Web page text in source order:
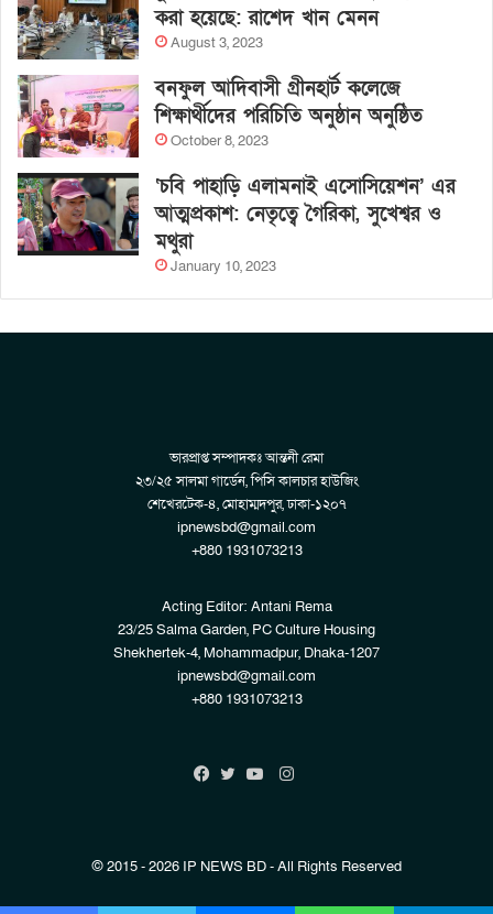
করা হয়েছে: রাশেদ খান মেনন
August 3, 2023
বনফুল আদিবাসী গ্রীনহার্ট কলেজে
শিক্ষার্থীদের পরিচিতি অনুষ্ঠান অনুষ্ঠিত
October 8, 2023
‘চবি পাহাড়ি এলামনাই এসোসিয়েশন’ এর
আত্মপ্রকাশ: নেতৃত্বে গৈরিকা, সুখেশ্বর ও
মথুরা
January 10, 2023
ভারপ্রাপ্ত সম্পাদকঃ আন্তনী রেমা
২৩/২৫ সালমা গার্ডেন, পিসি কালচার হাউজিং
শেখেরটেক-৪, মোহাম্মদপুর, ঢাকা-১২০৭
ipnewsbd@gmail.com
+880 1931073213
Acting Editor: Antani Rema
23/25 Salma Garden, PC Culture Housing
Shekhertek-4, Mohammadpur, Dhaka-1207
ipnewsbd@gmail.com
+880 1931073213
Instagram
© 2015 - 2026 IP NEWS BD - All Rights Reserved